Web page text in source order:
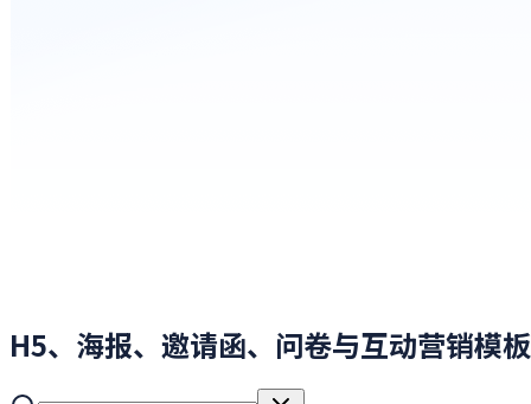
H5、海报、邀请函、问卷与互动营销模板